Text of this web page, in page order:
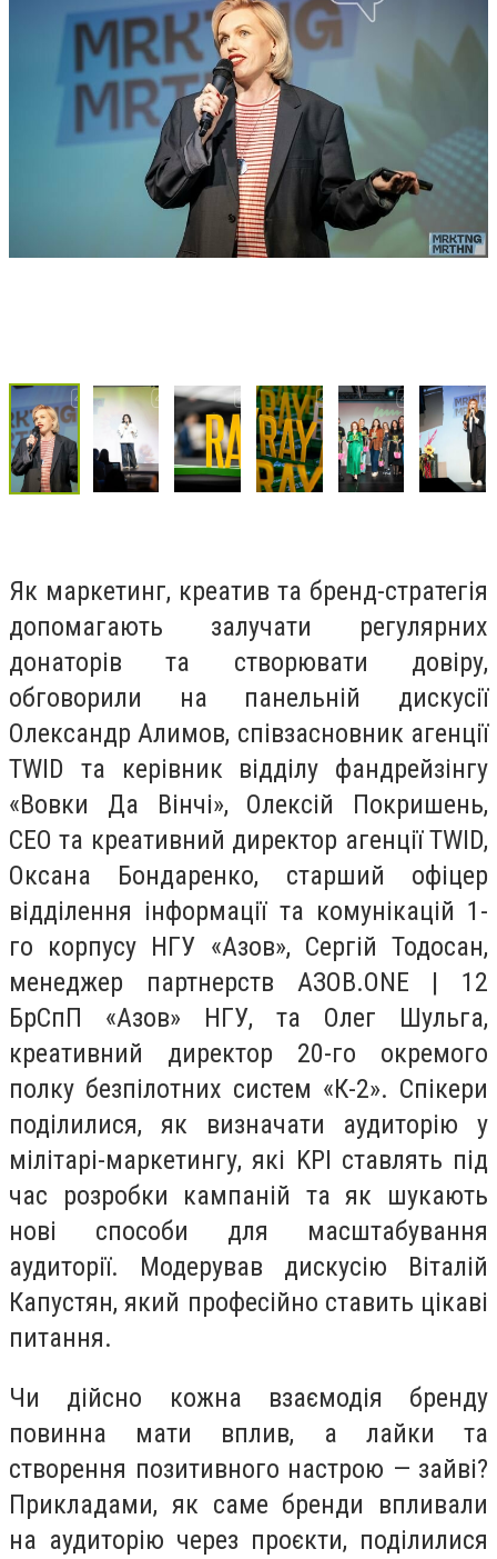
Як маркетинг, креатив та бренд-стратегія
допомагають залучати регулярних
донаторів та створювати довіру,
обговорили на панельній дискусії
Олександр Алимов, співзасновник агенції
TWID та керівник відділу фандрейзінгу
«Вовки Да Вінчі», Олексій Покришень,
CEO та креативний директор агенції TWID,
Оксана Бондаренко, старший офіцер
відділення інформації та комунікацій 1-
го корпусу НГУ «Азов», Сергій Тодосан,
менеджер партнерств АЗОВ.ONE | 12
БрСпП «Азов» НГУ, та Олег Шульга,
креативний директор 20-го окремого
полку безпілотних систем «К-2». Спікери
поділилися, як визначати аудиторію у
мілітарі-маркетингу, які KPI ставлять під
час розробки кампаній та як шукають
нові способи для масштабування
аудиторії. Модерував дискусію Віталій
Капустян, який професійно ставить цікаві
питання.
Чи дійсно кожна взаємодія бренду
повинна мати вплив, а лайки та
створення позитивного настрою — зайві?
Прикладами, як саме бренди впливали
на аудиторію через проєкти, поділилися